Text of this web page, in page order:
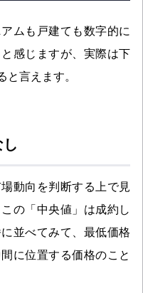
ムも戸建ても数字的に
感じますが、実際は下
と言えます。
動向を判断する上で見
の「中央値」は成約し
並べてみて、最低価格
に位置する価格のこと